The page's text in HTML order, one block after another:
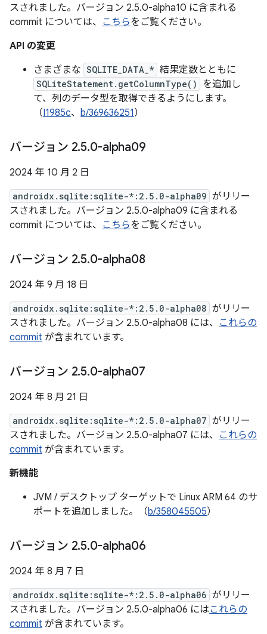
スされました。バージョン 2.5.0-alpha10 に含まれる
commit については、 こちらをご覧ください。
API の変更
さまざまな SQLITE_DATA_* 結果定数とともに
SQLiteStatement.getColumnType()
を追加し
て、列のデータ型を取得できるようにします。
（I1985c、 b/369636251）
バージョン 2.5.0-alpha09
2024 年 10 月 2 日
androidx.sqlite:sqlite-*:2.5.0-alpha09 がリリー
スされました。バージョン 2.5.0-alpha09 に含まれる
commit については、 こちらをご覧ください。
バージョン 2.5.0-alpha08
2024 年 9 月 18 日
androidx.sqlite:sqlite-*:2.5.0-alpha08 がリリー
スされました。バージョン 2.5.0-alpha08 には、 これらの
commit が含まれています。
バージョン 2.5.0-alpha07
2024 年 8 月 21 日
androidx.sqlite:sqlite-*:2.5.0-alpha07 がリリー
スされました。バージョン 2.5.0-alpha07 には、 これらの
commit が含まれています。
新機能
JVM / デスクトップ ターゲットで Linux ARM 64 のサ
ポートを追加しました。（b/358045505）
バージョン 2.5.0-alpha06
2024 年 8 月 7 日
androidx.sqlite:sqlite-*:2.5.0-alpha06 がリリー
スされました。バージョン 2.5.0-alpha06 にはこれらの
commit が含まれています。